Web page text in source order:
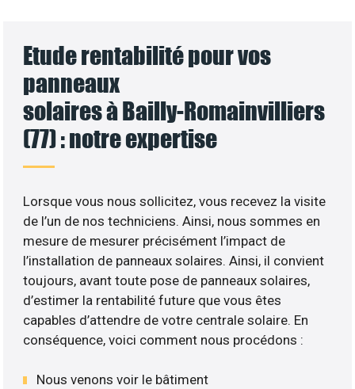
Etude rentabilité pour vos
panneaux
solaires à Bailly-Romainvilliers
(77) : notre expertise
Lorsque vous nous sollicitez, vous recevez la visite
de l’un de nos techniciens. Ainsi, nous sommes en
mesure de mesurer précisément l’impact de
l’installation de panneaux solaires. Ainsi, il convient
toujours, avant toute pose de panneaux solaires,
d’estimer la rentabilité future que vous êtes
capables d’attendre de votre centrale solaire. En
conséquence, voici comment nous procédons :
Nous venons voir le bâtiment